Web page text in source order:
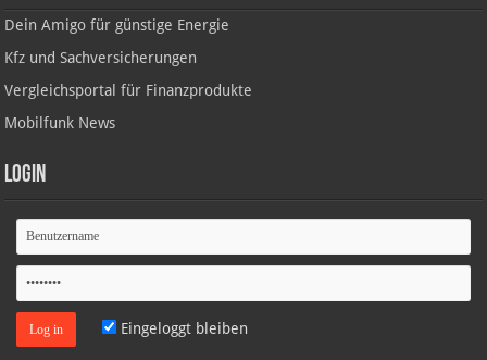
Dein Amigo für günstige Energie
Kfz und Sachversicherungen
Vergleichsportal für Finanzprodukte
Mobilfunk News
Login
Eingeloggt bleiben